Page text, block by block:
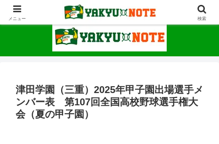
野球が上手くなるための情報サイト
津田学園（三重）2025年甲子園出場選手メ
ンバー表 第107回全国高校野球選手権大
会（夏の甲子園）
メニュー 検索